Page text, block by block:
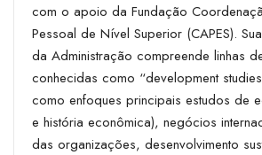
com o apoio da Fundação
Pessoal de Nível Superior (CAPES).
da Administração compreende linhas
conhecidas como “development
como enfoques principais estudos de
e história econômica), negócios
das organizações, desenvolvimento